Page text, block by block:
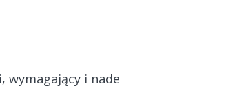
wymagający i nade